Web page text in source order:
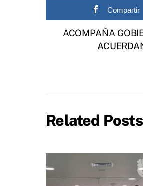
Compartir
ACOMPAÑA
Related Posts